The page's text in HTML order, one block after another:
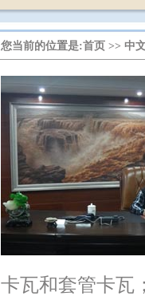
您当前的位置是:首页 >> 中
卡瓦和套管卡瓦